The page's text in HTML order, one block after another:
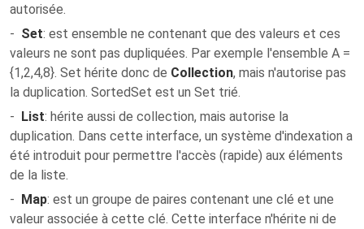
autorisée.
- Set: est ensemble ne contenant que des valeurs et ces
valeurs ne sont pas dupliquées. Par exemple l'ensemble A =
{1,2,4,8}. Set hérite donc de Collection, mais n'autorise pas
la duplication. SortedSet est un Set trié.
- List: hérite aussi de collection, mais autorise la
duplication. Dans cette interface, un système d'indexation a
été introduit pour permettre l'accès (rapide) aux éléments
de la liste.
- Map: est un groupe de paires contenant une clé et une
valeur associée à cette clé. Cette interface n'hérite ni de